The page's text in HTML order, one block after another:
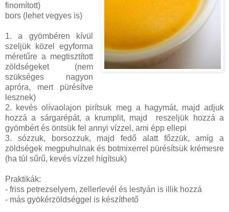
finomított)
bors (lehet vegyes is)
1. a gyömbéren kívül
szeljük közel egyforma
méretűre a megtisztított
zöldségeket (nem
szükséges nagyon
apróra, mert pürésítve
lesznek)
2. kevés olívaolajon pirítsuk meg a hagymát, majd adjuk
hozzá a sárgarépát, a krumplit, majd reszeljük hozzá a
gyömbért és öntsük fel annyi vízzel, ami épp ellepi
3. sózzuk, borsozzuk, majd fedő alatt főzzük, amíg a
zöldségek megpuhulnak és botmixerrel pürésítsük krémesre
(ha túl sűrű, kevés vízzel hígítsuk)
Praktikák:
- friss petrezselyem, zellerlevél és lestyán is illik hozzá
- más gyökérzöldséggel is készíthető